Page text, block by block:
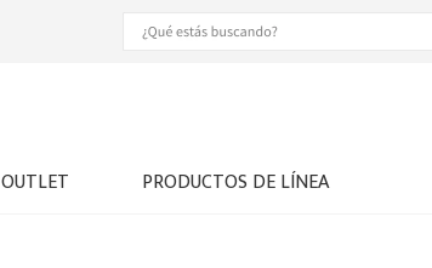
OUTLET PRODUCTOS DE LÍNEA